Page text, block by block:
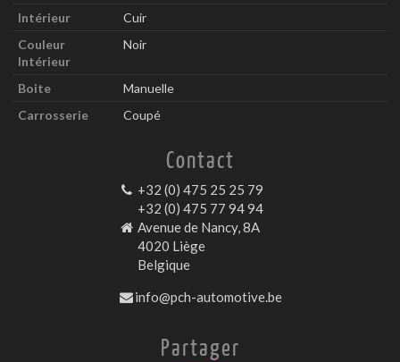
Intérieur
Cuir
Couleur
Intérieur
Noir
Boite
Manuelle
Carrosserie
Coupé
Contact
+32 (0) 475 25 25 79
+32 (0) 475 77 94 94
Avenue de Nancy, 8A
4020 Liège
Belgique
info@pch-automotive.be
Partager